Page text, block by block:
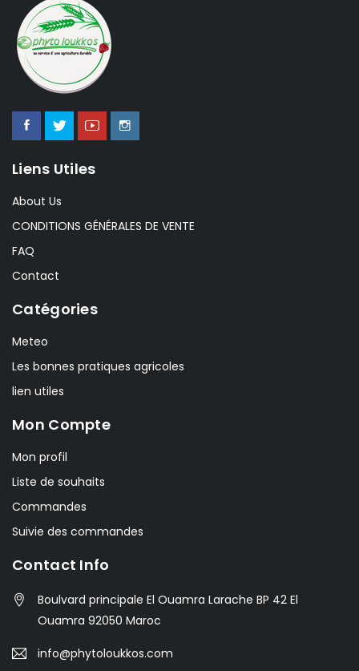
Liens Utiles
About Us
CONDITIONS GÉNÉRALES DE VENTE
FAQ
Contact
Catégories
Meteo
Les bonnes pratiques agricoles
lien utiles
Mon Compte
Mon profil
Liste de souhaits
Commandes
Suivie des commandes
Contact Info
Boulvard principale El Ouamra Larache BP 42 El
Ouamra 92050 Maroc
info@phytoloukkos.com